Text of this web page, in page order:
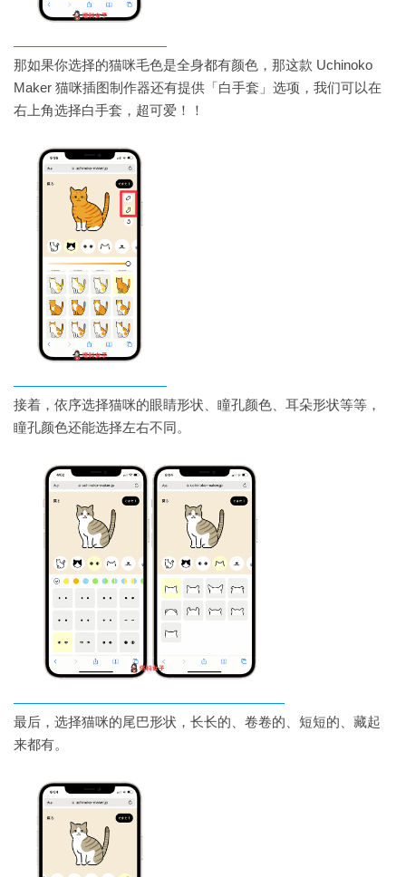
那如果你选择的猫咪毛色是全身都有颜色，那这款 Uchinoko
Maker 猫咪插图制作器还有提供「白手套」选项，我们可以在
右上角选择白手套，超可爱！！
接着，依序选择猫咪的眼睛形状、瞳孔颜色、耳朵形状等等，
瞳孔颜色还能选择左右不同。
最后，选择猫咪的尾巴形状，长长的、卷卷的、短短的、藏起
来都有。